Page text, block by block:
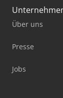
Werkstatt-
Über uns
Presse
Jobs